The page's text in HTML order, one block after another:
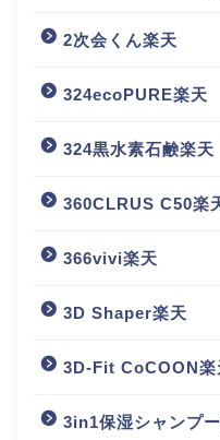
2次会くん楽天
324ecoPURE楽天
324黒水素石鹸楽天
360CLRUS C50楽
366vivi楽天
3D Shaper楽天
3D-Fit CoCOON楽
3in1保湿シャンプ